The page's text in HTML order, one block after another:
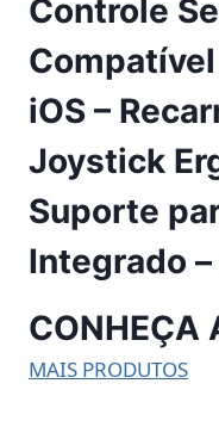
Controle
iOS –
Joystick
Suporte
Integrado
CONHEÇA
MAIS PRODUTOS